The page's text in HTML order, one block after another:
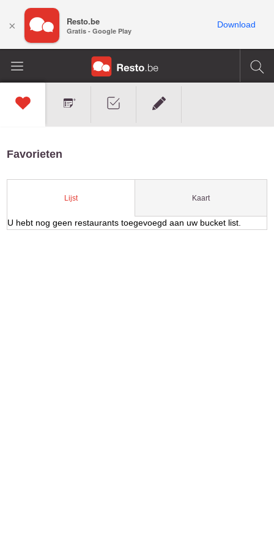
Favorieten
Lijst Kaart
U hebt nog geen restaurants toegevoegd aan uw bucket list.
× Resto.be
Gratis - Google Play
Download